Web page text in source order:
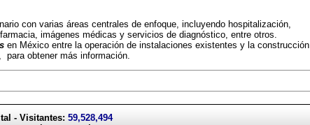
con varias áreas centrales de enfoque, incluyendo hospitalización,
imágenes médicas y servicios de diagnóstico, entre otros.
en México entre la operación de instalaciones existentes y la construcción
, para obtener más información.
- Visitantes: 59,528,494